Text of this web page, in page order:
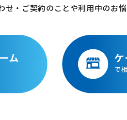
・ご契約のことや利用中のお